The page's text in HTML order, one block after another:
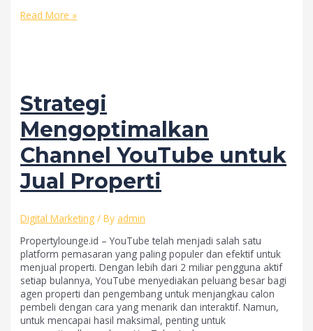
Cara
untuk
Menjangkau
Pembeli
Lokal
Read More »
Strategi
Mengoptimalkan
Channel YouTube untuk
Jual Properti
Digital Marketing / By admin
Propertylounge.id – YouTube telah menjadi salah satu
platform pemasaran yang paling populer dan efektif untuk
menjual properti. Dengan lebih dari 2 miliar pengguna aktif
setiap bulannya, YouTube menyediakan peluang besar bagi
agen properti dan pengembang untuk menjangkau calon
pembeli dengan cara yang menarik dan interaktif. Namun,
untuk mencapai hasil maksimal, penting untuk